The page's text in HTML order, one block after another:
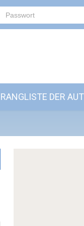
RANGLISTE DER